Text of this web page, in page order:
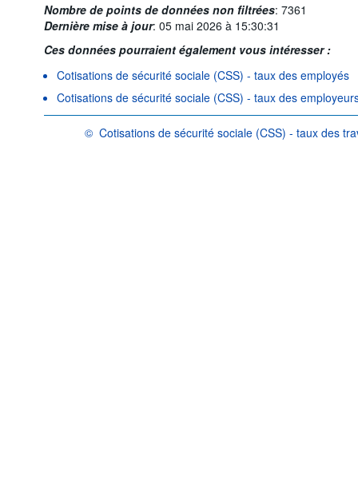
Nombre de points de données non filtrées: 7361
Dernière mise à jour: 05 mai 2026 à 15:30:31
Ces données pourraient également vous intéresser :
Cotisations de sécurité sociale (CSS) - taux des employés
Cotisations de sécurité sociale (CSS) - taux des
© Cotisations de sécurité sociale (CSS) - taux des